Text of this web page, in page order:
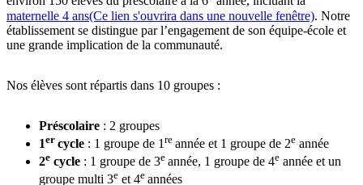
maternelle 4 ans(Ce lien s'ouvrira dans une nouvelle fenêtre). Notre
établissement se distingue par l’engagement de son équipe-école et
une grande implication de la communauté.
Nos élèves sont répartis dans 10 groupes :
Préscolaire : 2 groupes
1er cycle : 1 groupe de 1 re année et 1 groupe de 2e année
2e cycle : 1 groupe de 3e année, 1 groupe de 4e année et un
groupe multi 3e et 4e années